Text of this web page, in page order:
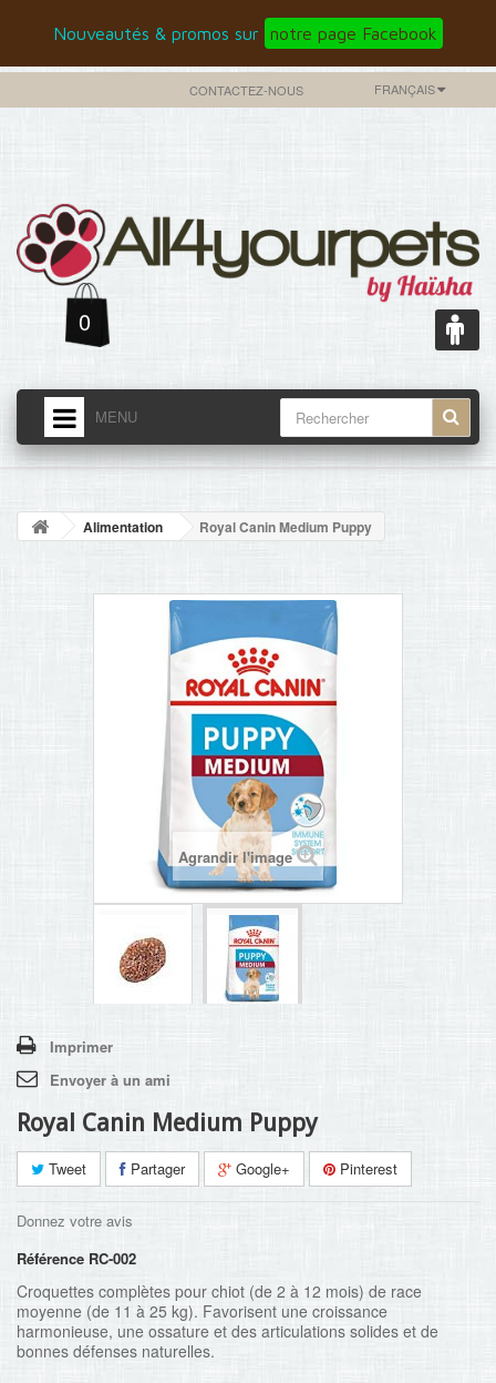
Nouveautés & promos sur notre page Facebook
FRANÇAIS
CONTACTEZ-NOUS
0
MENU
ACCUEIL
NOUVELLES
CONTACT
Alimentation Royal Canin Medium Puppy
Agrandir l'image
Imprimer
Envoyer à un ami
Royal Canin Medium Puppy
Tweet Partager Google+ Pinterest
Donnez votre avis
Référence RC-002
Croquettes complètes pour chiot (de 2 à 12 mois) de race
moyenne (de 11 à 25 kg). Favorisent une croissance
harmonieuse, une ossature et des articulations solides et de
bonnes défenses naturelles.